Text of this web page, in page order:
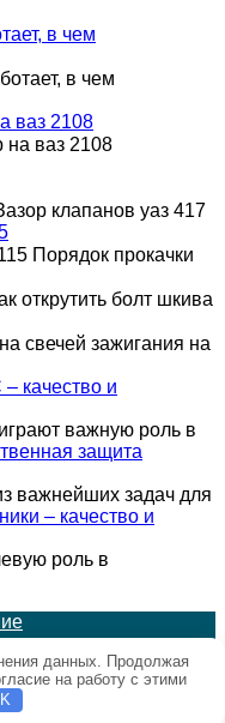
в чем
в чем
ваз 2108
на ваз 2108
клапанов уаз 417
Порядок прокачки
открутить болт шкива
свечей зажигания на
качество и
важную роль в
защита
важнейших задач для
– качество и
роль в
данных. Продолжая
на работу с этими